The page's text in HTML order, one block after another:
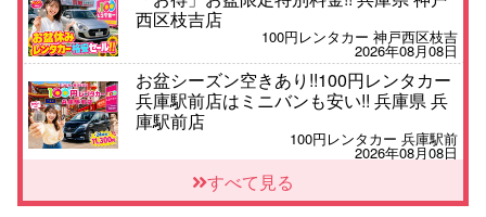
西区枝吉店
100円レンタカー 神戸西区枝吉
2026年08月08日
お盆シーズン空きあり!!100円レンタカー
兵庫駅前店はミニバンも安い!! 兵庫県 兵
庫駅前店
100円レンタカー 兵庫駅前
2026年08月08日
人気の『 軽 トラック 』 ご予約はお早め
に♪ 広島県 ベイシティ宇品店
すべて見る